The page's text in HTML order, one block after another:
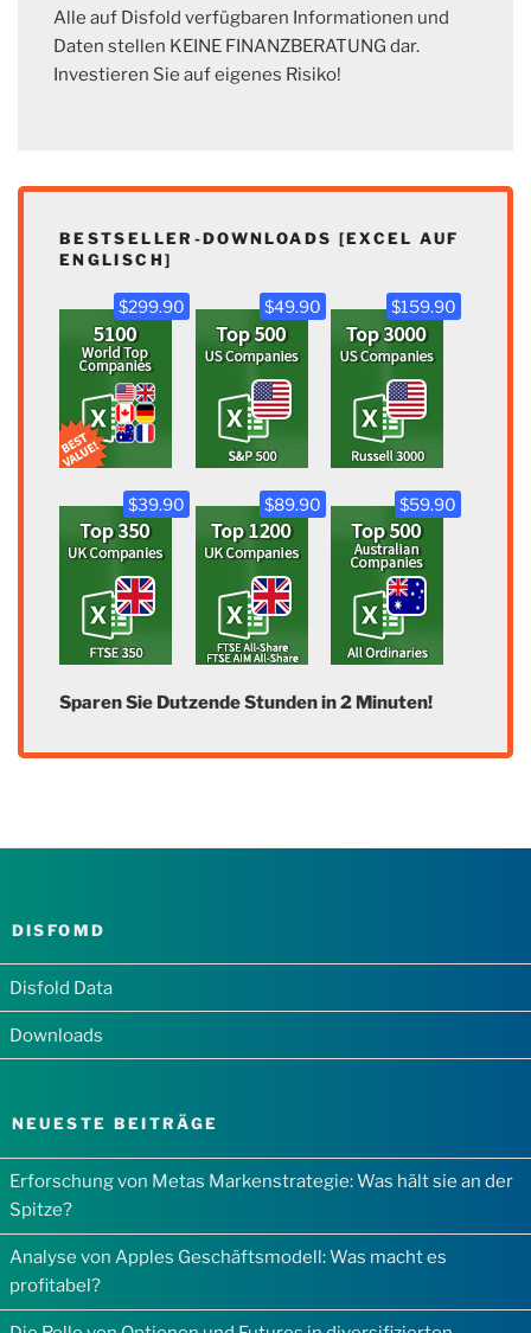
Alle auf Disfold verfügbaren Informationen und
Daten stellen KEINE FINANZBERATUNG dar.
Investieren Sie auf eigenes Risiko!
BESTSELLER-DOWNLOADS [EXCEL AUF
ENGLISCH]
$299.90 $49.90 $159.90
$39.90 $89.90 $59.90
Sparen Sie Dutzende Stunden in 2 Minuten!
DISFOMD
Disfold Data
Downloads
NEUESTE BEITRÄGE
Erforschung von Metas Markenstrategie: Was hält sie an der
Spitze?
Analyse von Apples Geschäftsmodell: Was macht es
profitabel?